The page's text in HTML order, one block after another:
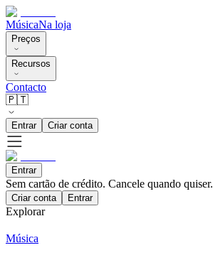
MúsicaNa loja
Preços
Recursos
Contacto
🇵🇹
Entrar Criar conta
Entrar
Sem cartão de crédito. Cancele quando quiser.
Criar conta Entrar
Explorar
Música